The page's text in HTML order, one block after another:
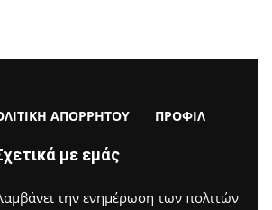
ΑΠΟΡΡΗΤΟΥ ΠΡΟΦΙΛ
με εμάς
την ενημέρωση των πολιτών